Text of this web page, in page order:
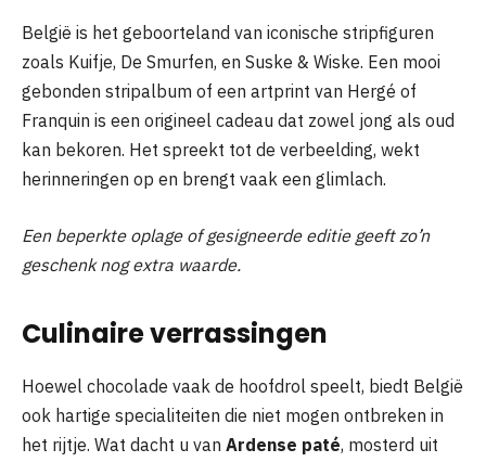
België is het geboorteland van iconische stripfiguren
zoals Kuifje, De Smurfen, en Suske & Wiske. Een mooi
gebonden stripalbum of een artprint van Hergé of
Franquin is een origineel cadeau dat zowel jong als oud
kan bekoren. Het spreekt tot de verbeelding, wekt
herinneringen op en brengt vaak een glimlach.
Een beperkte oplage of gesigneerde editie geeft zo’n
geschenk nog extra waarde.
Culinaire verrassingen
Hoewel chocolade vaak de hoofdrol speelt, biedt België
ook hartige specialiteiten die niet mogen ontbreken in
het rijtje. Wat dacht u van Ardense paté, mosterd uit